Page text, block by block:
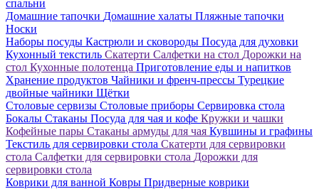
спальни
Домашние тапочки Домашние халаты Пляжные тапочки
Носки
Наборы посуды Кастрюли и сковороды Посуда для духовки
Кухонный текстиль Скатерти Салфетки на стол Дорожки на
стол Кухонные полотенца Приготовление еды и напитков
Хранение продуктов Чайники и френч-прессы Турецкие
двойные чайники Щётки
Столовые сервизы Столовые приборы Сервировка стола
Бокалы Стаканы Посуда для чая и кофе Кружки и чашки
Кофейные пары Стаканы армуды для чая Кувшины и графины
Текстиль для сервировки стола Скатерти для сервировки
стола Салфетки для сервировки стола Дорожки для
сервировки стола
Коврики для ванной Ковры Придверные коврики